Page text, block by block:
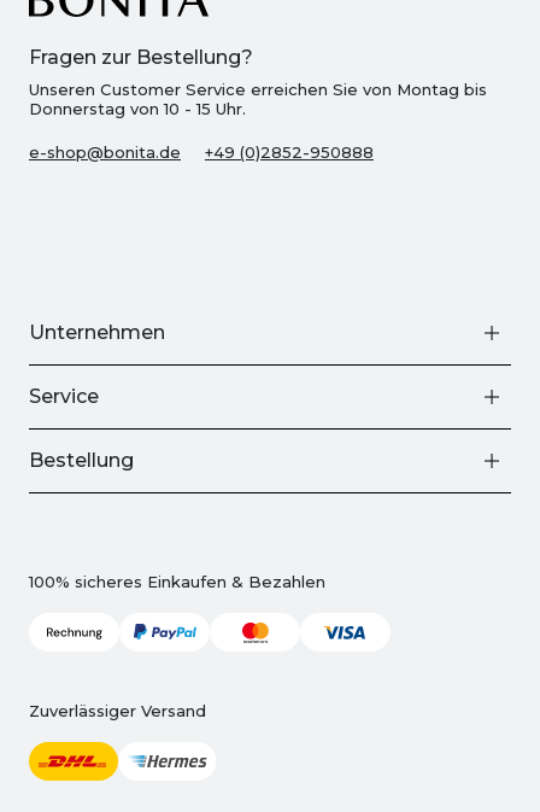
Fragen zur Bestellung?
Unseren Customer Service erreichen Sie von Montag bis
Donnerstag von 10 - 15 Uhr.
e-shop@bonita.de +49 (0)2852-950888
Unternehmen
Service
Bestellung
100% sicheres Einkaufen & Bezahlen
Zuverlässiger Versand